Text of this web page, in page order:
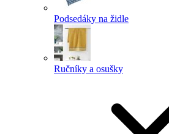
Podsedáky na židle
Ručníky a osušky